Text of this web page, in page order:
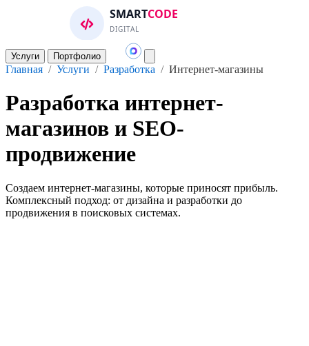
SMARTCODE
DIGITAL
Услуги Портфолио
Главная / Услуги / Разработка / Интернет-магазины
Разработка интернет-
магазинов и SEO-
продвижение
Создаем интернет-магазины, которые приносят прибыль.
Комплексный подход: от дизайна и разработки до
продвижения в поисковых системах.